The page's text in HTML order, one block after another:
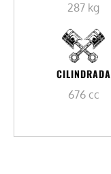
287 kg
CILINDRADA
676 cc